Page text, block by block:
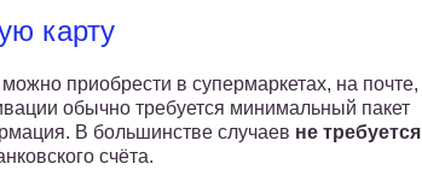
карту
приобрести в супермаркетах, на почте,
обычно требуется минимальный пакет
В большинстве случаев не требуется
счёта.